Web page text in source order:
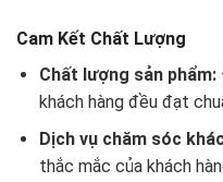
Cam Kết Chất Lượng
Chất lượng sản phẩm:
khách hàng đều đạt
Dịch vụ chăm sóc
thắc mắc của khách